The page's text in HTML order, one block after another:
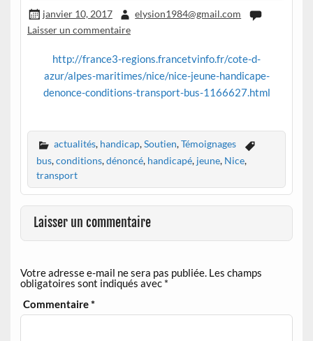
janvier 10, 2017
elysion1984@gmail.com
Laisser un commentaire
http://france3-regions.francetvinfo.fr/cote-d-
azur/alpes-maritimes/nice/nice-jeune-handicape-
denonce-conditions-transport-bus-1166627.html
actualités, handicap,Soutien,Témoignages
bus,conditions,dénoncé, handicapé, jeune, Nice,
transport
Laisser un commentaire
Votre adresse e-mail ne sera pas publiée. Les champs
obligatoires sont indiqués avec *
Commentaire*